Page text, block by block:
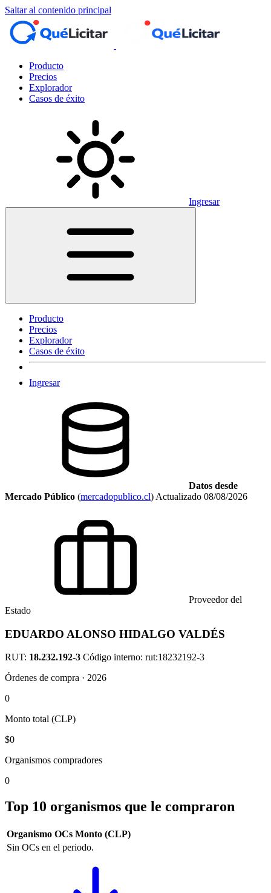
Saltar al contenido principal
Producto
Precios
Explorador
Casos de éxito
Ingresar
Producto
Precios
Explorador
Casos de éxito
Ingresar
Datos desde
Mercado Público (mercadopublico.cl) Actualizado 08/08/2026
Proveedor del
Estado
EDUARDO ALONSO HIDALGO VALDÉS
RUT: 18.232.192-3 Código interno: rut:18232192-3
Órdenes de compra · 2026
0
Monto total (CLP)
$0
Organismos compradores
0
Top 10 organismos que le compraron
Organismo OCs Monto (CLP)
Sin OCs en el periodo.